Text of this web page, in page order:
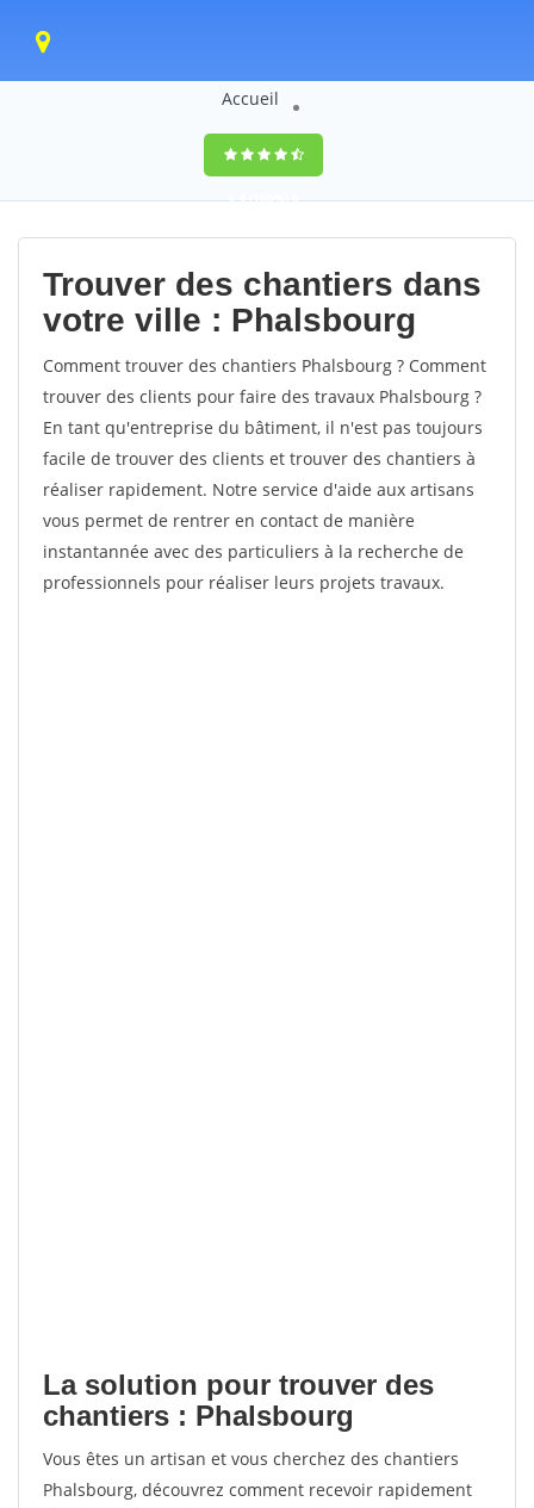
Accueil
9,4(100%)0
votes
Trouver des chantiers dans
votre ville : Phalsbourg
Comment trouver des chantiers Phalsbourg ? Comment
trouver des clients pour faire des travaux Phalsbourg ?
En tant qu'entreprise du bâtiment, il n'est pas toujours
facile de trouver des clients et trouver des chantiers à
réaliser rapidement. Notre service d'aide aux artisans
vous permet de rentrer en contact de manière
instantannée avec des particuliers à la recherche de
professionnels pour réaliser leurs projets travaux.
La solution pour trouver des
chantiers : Phalsbourg
Vous êtes un artisan et vous cherchez des chantiers
Phalsbourg, découvrez comment recevoir rapidement